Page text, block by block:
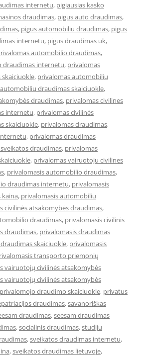
internetu, pigiausias kasko
draudimas, pigus auto draudimas,
, pigus automobiliu draudimas, pigus
internetu, pigus draudimas uk,
automobilio draudimas,
draudimas internetu, privalomas
, privalomas automobiliu
draudimas skaiciuokle,
draudimas, privalomas civilines
internetu, privalomas civilinės
skaiciuokle, privalomas draudimas,
, privalomas draudimas
draudimas, privalomas
, privalomas vairuotoju civilines
, privalomasis automobilio draudimas,
draudimas internetu, privalomasis
, privalomasis automobiliu
civilinės atsakomybės draudimas,
draudimas, privalomasis civilinis
draudimas, privalomasis draudimas
skaiciuokle, privalomasis
transporto priemonių
vairuotojų civilinės atsakomybės
vairuotojų civilinės atsakomybės
privalomojo draudimo skaiciuokle, privatus
draudimas,savanoriškas
draudimas,seesam draudimas
,socialinis draudimas,studiju
,sveikatos draudimas internetu,
,sveikatos draudimas lietuvoje,